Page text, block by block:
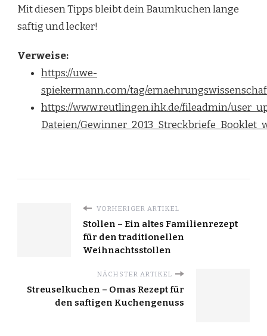
Mit diesen Tipps bleibt dein Baumkuchen lange
saftig und lecker!
Verweise:
https://uwe-
spiekermann.com/tag/
https://www.reutlingen.ihk.de/fileadmin/
Dateien/
VORHERIGER ARTIKEL
Stollen – Ein altes Familienrezept
für den traditionellen
Weihnachtsstollen
NÄCHSTER ARTIKEL
Streuselkuchen – Omas Rezept für
den saftigen Kuchengenuss